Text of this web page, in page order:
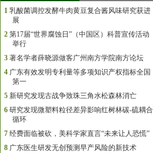
1 乳酸菌调控发酵牛肉黄豆复合酱风味研究获进
展
2 第17届“世界腐蚀日”（中国区）科普宣传活动
举行
3 著名学者薛晓源做客广州南方学院南方论坛
4 广东有效发明专利量等多项知识产权指标全国
第一
5 新研究发现古战争致珠三角水松森林消亡
6 研究发现微塑料粒径差异影响红树林碳-硫耦合
循环
7 经费面临被砍，美科学家直言“未来让人恐慌”
8 广东医生研发无创预测早产风险的新技术